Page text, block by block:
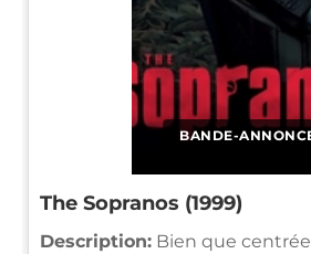
BANDE-
The Sopranos (1999)
Description: Bien que